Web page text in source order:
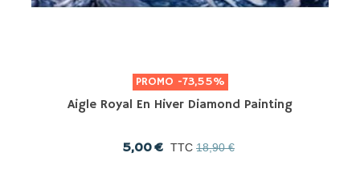
PROMO -73,55%
Aigle Royal En Hiver Diamond Painting
5,00 € TTC 18,90 €